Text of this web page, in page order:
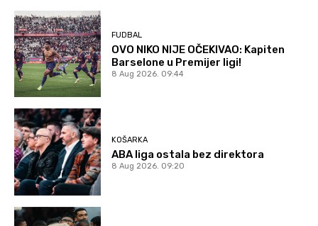
FUDBAL
OVO NIKO NIJE OČEKIVAO: Kapiten
Barselone u Premijer ligi!
8 Aug 2026. 09:44
KOŠARKA
ABA liga ostala bez direktora
8 Aug 2026. 09:20